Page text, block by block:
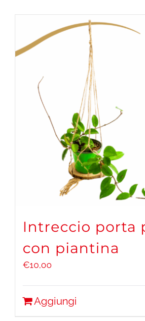
Intreccio porta
con piantina
€10,00
Aggiungi